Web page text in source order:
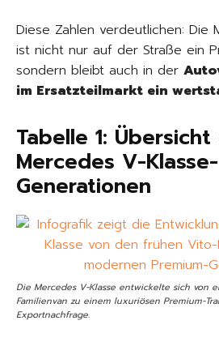
Diese Zahlen verdeutlichen: Die
ist nicht nur auf der Straße ein
sondern bleibt auch in der
im Ersatzteilmarkt ein
Tabelle 1:
Mercedes V-Klasse-
Generationen
Die Mercedes V-Klasse entwickelte sich von
Familienvan zu einem luxuriösen Premium-
Exportnachfrage.